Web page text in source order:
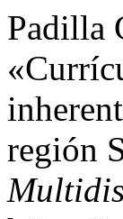
Padilla
región